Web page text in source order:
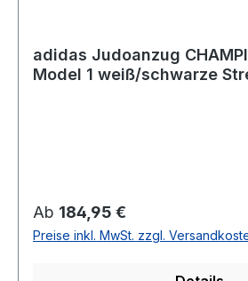
adidas Judoanzug
Model 1 weiß/schwarze
Regulärer Preis:
Ab 184,95 €
Preise inkl. MwSt. zzgl.